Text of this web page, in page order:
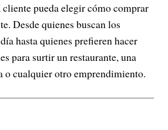
cliente pueda elegir cómo comprar
Desde quienes buscan los
hasta quienes prefieren hacer
para surtir un restaurante, una
o cualquier otro emprendimiento.